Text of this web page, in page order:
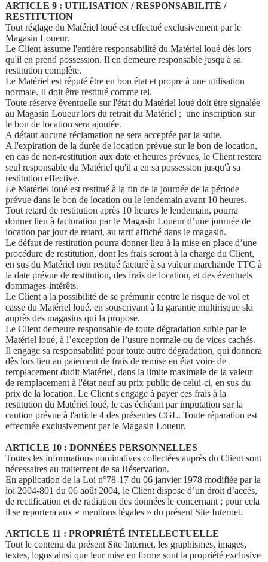
ARTICLE 9 : UTILISATION / RESPONSABILITÉ /
RESTITUTION
Tout réglage du Matériel loué est effectué exclusivement par le
Magasin Loueur.
Le Client assume l'entière responsabilité du Matériel loué dès lors
qu'il en prend possession. Il en demeure responsable jusqu'à sa
restitution complète.
Le Matériel est réputé être en bon état et propre à une utilisation
normale. Il doit être restitué comme tel.
Toute réserve éventuelle sur l'état du Matériel loué doit être signalée
au Magasin Loueur lors du retrait du Matériel ; une inscription sur
le bon de location sera ajoutée.
A défaut aucune réclamation ne sera acceptée par la suite.
A l'expiration de la durée de location prévue sur le bon de location,
en cas de non-restitution aux date et heures prévues, le Client restera
seul responsable du Matériel qu'il a en sa possession jusqu'à sa
restitution effective.
Le Matériel loué est restitué à la fin de la journée de la période
prévue dans le bon de location ou le lendemain avant 10 heures.
Tout retard de restitution après 10 heures le lendemain, pourra
donner lieu à facturation par le Magasin Loueur d’une journée de
location par jour de retard, au tarif affiché dans le magasin.
Le défaut de restitution pourra donner lieu à la mise en place d’une
procédure de restitution, dont les frais seront à la charge du Client,
en sus du Matériel non restitué facturé à sa valeur marchande TTC à
la date prévue de restitution, des frais de location, et des éventuels
dommages-intérêts.
Le Client a la possibilité de se prémunir contre le risque de vol et
casse du Matériel loué, en souscrivant à la garantie multirisque ski
auprès des magasins qui la propose.
Le Client demeure responsable de toute dégradation subie par le
Matériel loué, à l’exception de l’usure normale ou de vices cachés.
Il engage sa responsabilité pour toute autre dégradation, qui donnera
dès lors lieu au paiement de frais de remise en état voire de
remplacement dudit Matériel, dans la limite maximale de la valeur
de remplacement à l'état neuf au prix public de celui-ci, en sus du
prix de la location. Le Client s'engage à payer ces frais à la
restitution du Matériel loué, le cas échéant par imputation sur la
caution prévue à l'article 4 des présentes CGL. Toute réparation est
effectuée exclusivement par le Magasin Loueur.
ARTICLE 10 : DONNÉES PERSONNELLES
Toutes les informations nominatives collectées auprès du Client sont
nécessaires au traitement de sa Réservation.
En application de la Loi n°78-17 du 06 janvier 1978 modifiée par la
loi 2004-801 du 06 août 2004, le Client dispose d’un droit d’accès,
de rectification et de radiation des données le concernant ; pour cela
il se reportera aux « mentions légales » du présent Site Internet.
ARTICLE 11 : PROPRIÉTÉ INTELLECTUELLE
Tout le contenu du présent Site Internet, les graphismes, images,
textes, logos ainsi que leur mise en forme sont la propriété exclusive